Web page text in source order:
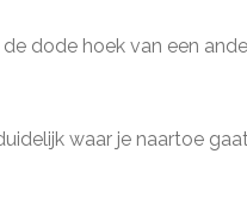
de dode hoek van een
waar je naartoe